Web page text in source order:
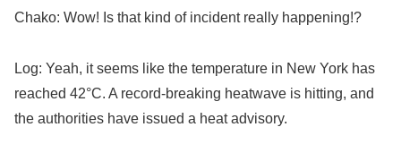
Chako: Wow! Is that kind of incident really happening!?
Log: Yeah, it seems like the temperature in New York has
reached 42°C. A record-breaking heatwave is hitting, and
the authorities have issued a heat advisory.